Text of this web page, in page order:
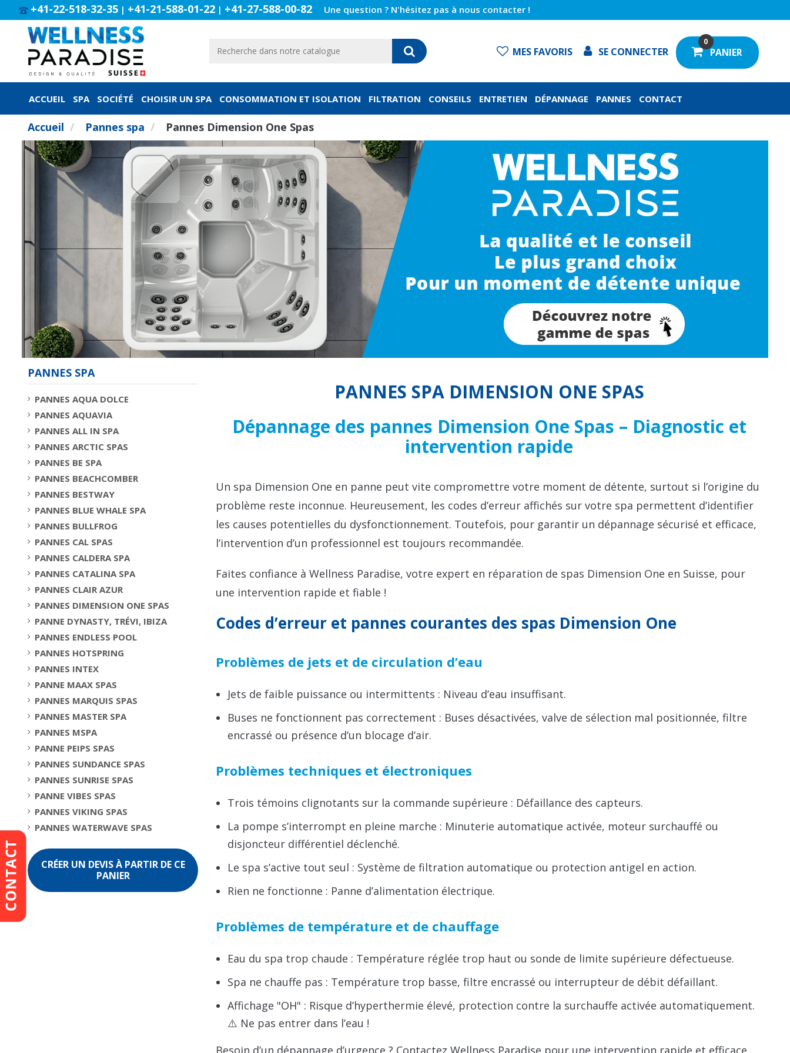
+41-22-518-32-35 | +41-21-588-01-22 | +41-27-588-00-82 Une question ? N'hésitez pas à nous contacter !
MES FAVORIS SE CONNECTER
0
PANIER
ACCUEIL SPA SOCIÉTÉ CHOISIR UN SPA CONSOMMATION ET ISOLATION FILTRATION CONSEILS ENTRETIEN DÉPANNAGE PANNES CONTACT
Accueil Pannes spa Pannes Dimension One Spas
PANNES SPA DIMENSION ONE SPAS
Dépannage des pannes Dimension One Spas – Diagnostic et
intervention rapide
Un spa Dimension One en panne peut vite compromettre votre moment de détente, surtout si l’origine du
problème reste inconnue. Heureusement, les codes d’erreur affichés sur votre spa permettent d’identifier
les causes potentielles du dysfonctionnement. Toutefois, pour garantir un dépannage sécurisé et efficace,
l’intervention d’un professionnel est toujours recommandée.
Faites confiance à Wellness Paradise, votre expert en réparation de spas Dimension One en Suisse, pour
une intervention rapide et fiable !
Codes d’erreur et pannes courantes des spas Dimension One
Problèmes de jets et de circulation d’eau
Jets de faible puissance ou intermittents : Niveau d’eau insuffisant.
Buses ne fonctionnent pas correctement : Buses désactivées, valve de sélection mal positionnée, filtre
encrassé ou présence d’un blocage d’air.
Problèmes techniques et électroniques
Trois témoins clignotants sur la commande supérieure : Défaillance des capteurs.
La pompe s’interrompt en pleine marche : Minuterie automatique activée, moteur surchauffé ou
disjoncteur différentiel déclenché.
Le spa s’active tout seul : Système de filtration automatique ou protection antigel en action.
Rien ne fonctionne : Panne d’alimentation électrique.
Problèmes de température et de chauffage
Eau du spa trop chaude : Température réglée trop haut ou sonde de limite supérieure défectueuse.
Spa ne chauffe pas : Température trop basse, filtre encrassé ou interrupteur de débit défaillant.
Affichage "OH" : Risque d’hyperthermie élevé, protection contre la surchauffe activée automatiquement.
⚠️ Ne pas entrer dans l’eau !
Besoin d’un dépannage d’urgence ? Contactez Wellness Paradise pour une intervention rapide et efficace
PANNES SPA
PANNES AQUA DOLCE
PANNES AQUAVIA
PANNES ALL IN SPA
PANNES ARCTIC SPAS
PANNES BE SPA
PANNES BEACHCOMBER
PANNES BESTWAY
PANNES BLUE WHALE SPA
PANNES BULLFROG
PANNES CAL SPAS
PANNES CALDERA SPA
PANNES CATALINA SPA
PANNES CLAIR AZUR
PANNES DIMENSION ONE SPAS
PANNE DYNASTY, TRÉVI, IBIZA
PANNES ENDLESS POOL
PANNES HOTSPRING
PANNES INTEX
PANNE MAAX SPAS
PANNES MARQUIS SPAS
PANNES MASTER SPA
PANNES MSPA
PANNE PEIPS SPAS
PANNES SUNDANCE SPAS
PANNES SUNRISE SPAS
PANNE VIBES SPAS
PANNES VIKING SPAS
PANNES WATERWAVE SPAS
CRÉER UN DEVIS À PARTIR DE CE
PANIER